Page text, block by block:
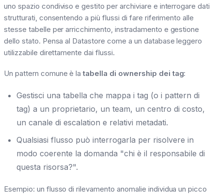
uno spazio condiviso e gestito per archiviare e interrogare dati
strutturati, consentendo a più flussi di fare riferimento alle
stesse tabelle per arricchimento, instradamento e gestione
dello stato. Pensa al Datastore come a un database leggero
utilizzabile direttamente dai flussi.
Un pattern comune è latabella di ownership dei tag:
Gestisci una tabella che mappa i tag (o i pattern di
tag) a un proprietario, un team, un centro di costo,
un canale di escalation e relativi metadati.
Qualsiasi flusso può interrogarla per risolvere in
modo coerente la domanda "chi è il responsabile di
questa risorsa?".
Esempio: un flusso di rilevamento anomalie individua un picco